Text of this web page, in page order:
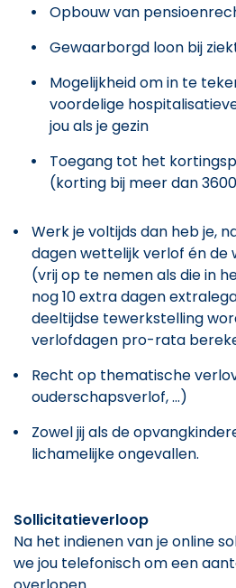
Opbouw van
Gewaarborgd loon bij
Mogelijkheid om in te
voordelige
jou als je gezin
Toegang tot het
(korting bij meer dan
Werk je voltijds dan heb je,
dagen wettelijk verlof én
(vrij op te nemen als die in
nog 10 extra dagen
deeltijdse tewerkstelling
verlofdagen pro-rata
Recht op thematische
ouderschapsverlof, ...)
Zowel jij als de
lichamelijke ongevallen.
Sollicitatieverloop
Na het indienen van je online
we jou telefonisch om een